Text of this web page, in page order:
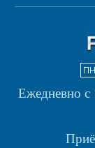
Ежедневно с